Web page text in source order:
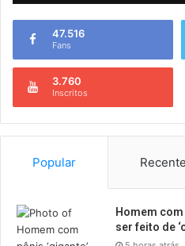
47.516
Fans
3.760
Inscritos
Popular Recente
Homem com
ser feito de